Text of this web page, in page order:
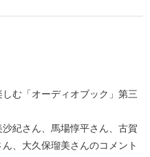
む「オーディオブック」第三
紀さん、馬場惇平さん、古賀
、大久保瑠美さんのコメント